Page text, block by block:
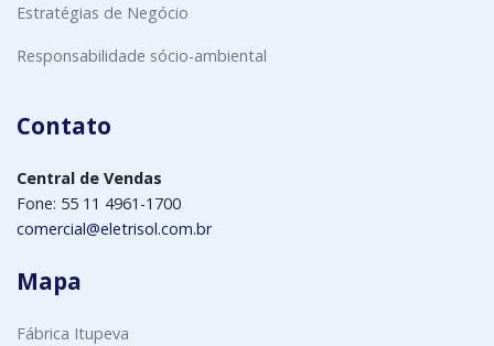
Estratégias de Negócio
Responsabilidade sócio-ambiental
Contato
Central de Vendas
Fone: 55 11 4961-1700
comercial@eletrisol.com.br
Mapa
Fábrica Itupeva